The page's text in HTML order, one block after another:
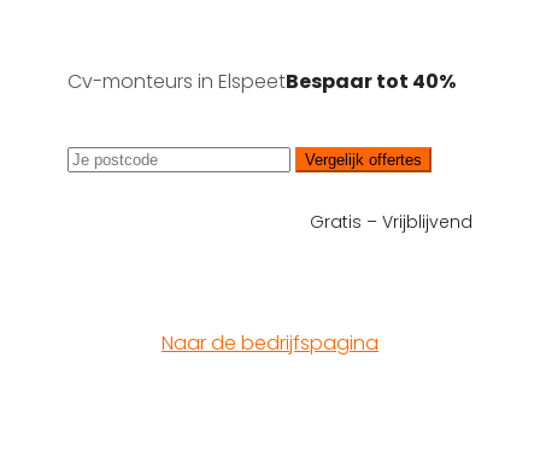
Cv-monteurs in ElspeetBespaar tot 40%
Vergelijk offertes
Gratis – Vrijblijvend
Naar de bedrijfspagina